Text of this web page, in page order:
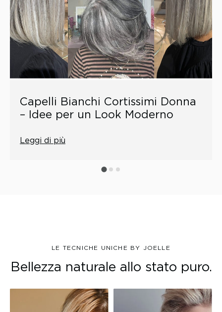
Capelli Bianchi Cortissimi Donna
– Idee per un Look Moderno
Leggi di più
LE TECNICHE UNICHE BY JOELLE
Bellezza naturale allo stato puro.